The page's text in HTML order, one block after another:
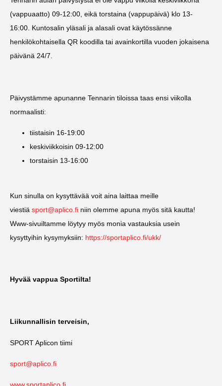
(vappuaatto) 09-12:00, eikä torstaina (vappupäivä) klo 13-
16:00. Kuntosalin yläsali ja alasali ovat käytössänne
henkilökohtaisella QR koodilla tai avainkortilla vuoden jokaisena
päivänä 24/7.
Päivystämme apunanne Tennarin tiloissa taas ensi viikolla
normaalisti:
tiistaisin 16-19:00
keskiviikkoisin 09-12:00
torstaisin 13-16:00
Kun sinulla on kysyttävää voit aina laittaa meille
viestiä sport@aplico.fi niin olemme apuna myös sitä kautta!
Www-sivuiltamme löytyy myös monia vastauksia usein
kysyttyihin kysymyksiin: https://sportaplico.fi/ukk/
Hyvää vappua Sportilta!
Liikunnallisin terveisin,
SPORT Aplicon tiimi
sport@aplico.fi